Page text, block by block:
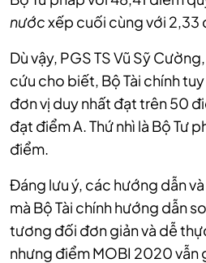
nướcxếp cuối cùng với 2,33
Dù vậy, PGS TS Vũ Sỹ
cứu cho biết, Bộ Tài chính
đơn vị duy nhất đạt trên 50
đạt điểm A. Thứ nhì là Bộ Tư
điểm.
Đáng lưu ý, các hướng dẫn
mà Bộ Tài chính hướng dẫn
tương đối đơn giản và dễ
nhưng điểm MOBI 2020 vẫn